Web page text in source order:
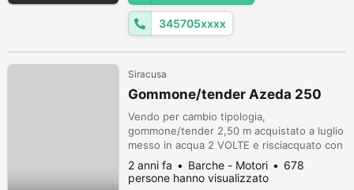
345705xxxx
Siracusa
Gommone/tender Azeda 250
Vendo per cambio tipologia,
gommone/tender 2,50 m acquistato a luglio
messo in acqua 2 VOLTE e risciacquato con
acqua dolce, il gommone è dotato di chiglia
pneumatica e paiolato calpestabile in
2 anni fa Barche - Motori
678
persone hanno visualizzato